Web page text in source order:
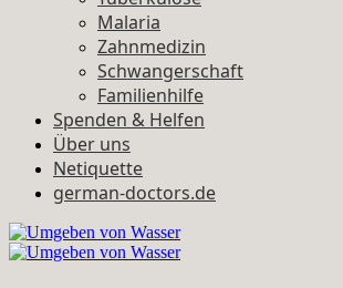
Malaria
Zahnmedizin
Schwangerschaft
Familienhilfe
Spenden & Helfen
Über uns
Netiquette
german-doctors.de